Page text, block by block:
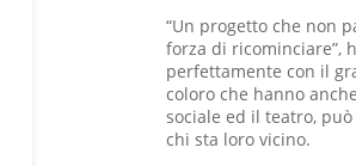
“Un progetto che non
forza di ricominciare”,
perfettamente con il
coloro che hanno
sociale ed il teatro,
chi sta loro vicino.